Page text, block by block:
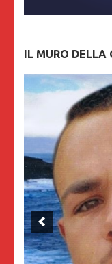
IL MURO DELLA